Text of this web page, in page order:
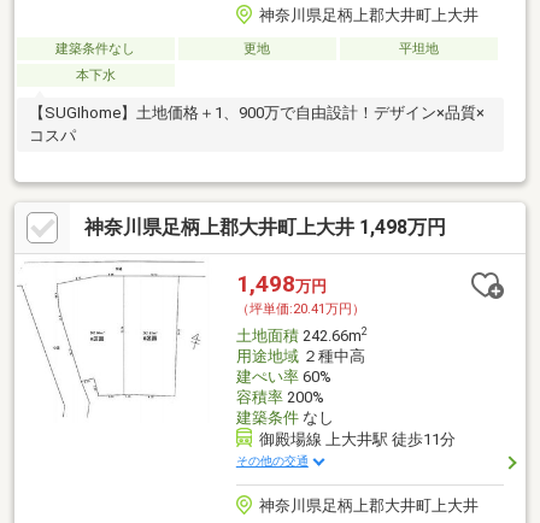
神奈川県足柄上郡大井町上大井
建築条件なし 更地
平坦地
本下水
【SUGIhome】土地価格＋1、900万で自由設計！デザイン×品質×
コスパ
神奈川県足柄上郡大井町上大井 1,498万円
1,498万円
（坪単価:20.41万円）
土地面積242.66m2
用途地域２種中高
建ぺい率60%
容積率200%
建築条件なし
御殿場線 上大井駅 徒歩11分
その他の交通
神奈川県足柄上郡大井町上大井